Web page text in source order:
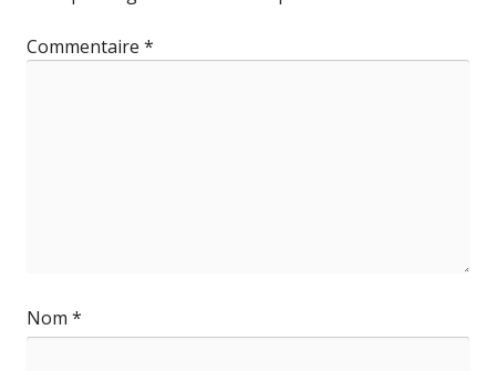
Commentaire *
Nom *